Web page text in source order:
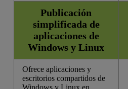
Publicación
simplificada de
aplicaciones de
Windows y Linux
Ofrece aplicaciones y
escritorios compartidos de